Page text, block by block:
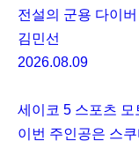
전설의 군용 다이
김민선
2026.08.09
세이코 5 스포츠 모
이번 주인공은 스